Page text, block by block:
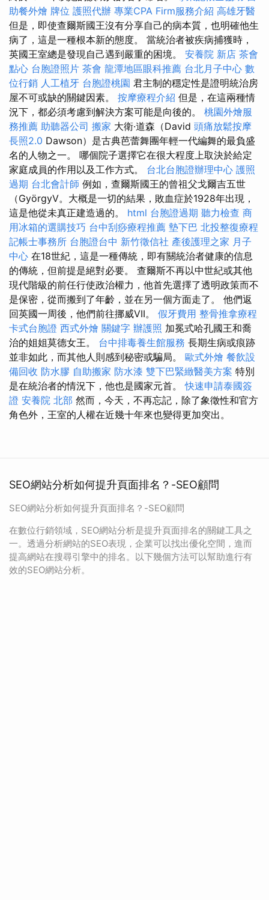
助餐外燴 牌位 護照代辦 專業CPA Firm服務介紹 高雄牙醫
但是，即使查爾斯國王沒有分享自己的病本質，也明確他生
病了，這是一種根本新的態度。 當統治者被疾病捕獲時，
英國王室總是發現自己遇到嚴重的困境。 安養院 新店 茶會
點心 台胞證照片 茶會 龍潭地區眼科推薦 台北月子中心 數
位行銷 人工植牙 台胞證桃園 君主制的穩定性是證明統治房
屋不可或缺的關鍵因素。 按摩療程介紹 但是，在這兩種情
況下，都必須考慮到解決方案可能是向後的。 桃園外燴服
務推薦 助聽器公司 搬家 大衛·道森（David 頭痛放鬆按摩
長照2.0 Dawson）是古典芭蕾舞團年輕一代編舞的最負盛
名的人物之一。 哪個院子選擇它在很大程度上取決於給定
家庭成員的作用以及工作方式。 台北台胞證辦理中心 護照
過期 台北會計師 例如，查爾斯國王的曾祖父戈爾吉五世
（GyörgyV。大概是一切的結果，敗血症於1928年出現，
這是他從未真正建造過的。 html 台胞證過期 聽力檢查 商
用冰箱的選購技巧 台中刮痧療程推薦 墊下巴 北投整復療程
記帳士事務所 台胞證台中 新竹徵信社 產後護理之家 月子
中心 在18世紀，這是一種傳統，即有關統治者健康的信息
的傳統，但前提是絕對必要。 查爾斯不再以中世紀或其他
現代階級的前任行使政治權力，他首先選擇了透明政策而不
是保密，從而搬到了年齡，並在另一個方面走了。 他們返
回英國一周後，他們前往挪威VII。 假牙費用 整骨推拿療程
卡式台胞證 西式外燴 關鍵字 辦護照 加冕式哈孔國王和喬
治的姐姐莫德女王。 台中排毒養生館服務 長期生病或痕跡
並非如此，而其他人則感到秘密或騙局。 歐式外燴 餐飲設
備回收 防水膠 自助搬家 防水漆 雙下巴緊緻醫美方案 特別
是在統治者的情況下，他也是國家元首。快速申請泰國簽
證 安養院 北部 然而，今天，不再忘記，除了象徵性和官方
角色外，王室的人權在近幾十年來也變得更加突出。
SEO網站分析如何提升頁面排名？-SEO顧問
SEO網站分析如何提升頁面排名？-SEO顧問
在數位行銷領域，SEO網站分析是提升頁面排名的關鍵工具之
一。透過分析網站的SEO表現，企業可以找出優化空間，進而
提高網站在搜尋引擎中的排名。以下幾個方法可以幫助進行有
效的SEO網站分析。